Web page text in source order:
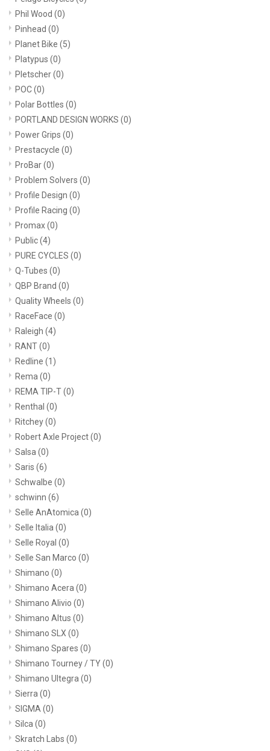
Phil Wood (0)
Pinhead (0)
Planet Bike (5)
Platypus (0)
Pletscher(0)
POC(0)
Polar Bottles (0)
PORTLAND DESIGN WORKS (0)
Power Grips (0)
Prestacycle (0)
ProBar(0)
Problem Solvers (0)
Profile Design (0)
Profile Racing (0)
Promax(0)
Public(4)
PURE CYCLES (0)
Q-Tubes (0)
QBP Brand (0)
Quality Wheels (0)
RaceFace (0)
Raleigh (4)
RANT(0)
Redline (1)
Rema (0)
REMA TIP-T(0)
Renthal (0)
Ritchey(0)
Robert Axle Project(0)
Salsa (0)
Saris (6)
Schwalbe (0)
schwinn (6)
Selle AnAtomica (0)
Selle Italia (0)
Selle Royal (0)
Selle San Marco (0)
Shimano (0)
Shimano Acera (0)
Shimano Alivio (0)
Shimano Altus (0)
Shimano SLX (0)
Shimano Spares (0)
Shimano Tourney / TY(0)
Shimano Ultegra (0)
Sierra (0)
SIGMA (0)
Silca (0)
Skratch Labs (0)